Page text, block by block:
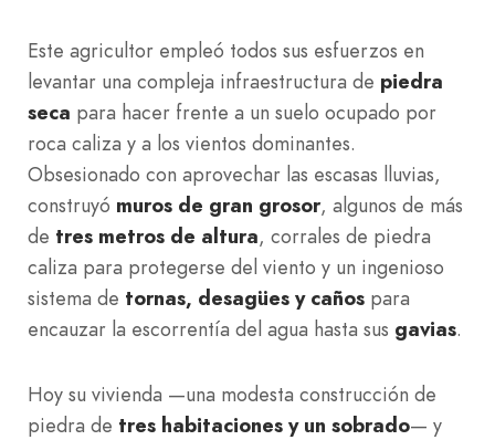
Este agricultor empleó todos sus esfuerzos en
levantar una compleja infraestructura de piedra
seca para hacer frente a un suelo ocupado por
roca caliza y a los vientos dominantes.
Obsesionado con aprovechar las escasas lluvias,
construyó muros de gran grosor, algunos de más
de tres metros de altura, corrales de piedra
caliza para protegerse del viento y un ingenioso
sistema de tornas, desagües y caños para
encauzar la escorrentía del agua hasta sus gavias.
Hoy su vivienda —una modesta construcción de
piedra de tres habitaciones y un sobrado— y